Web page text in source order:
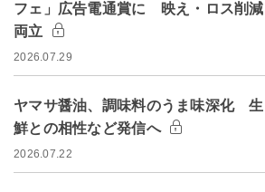
フェ」広告電通賞に 映え・ロス削減
両立
2026.07.29
ヤマサ醤油、調味料のうま味深化 生
鮮との相性など発信へ
2026.07.22